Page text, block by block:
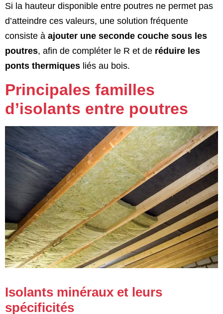
Si la hauteur disponible entre poutres ne permet pas
d’atteindre ces valeurs, une solution fréquente
consiste à ajouter une seconde couche sous les
poutres, afin de compléter le R et de réduire les
ponts thermiques liés au bois.
Principales familles
d’isolants entre poutres
Isolants minéraux et leurs
spécificités